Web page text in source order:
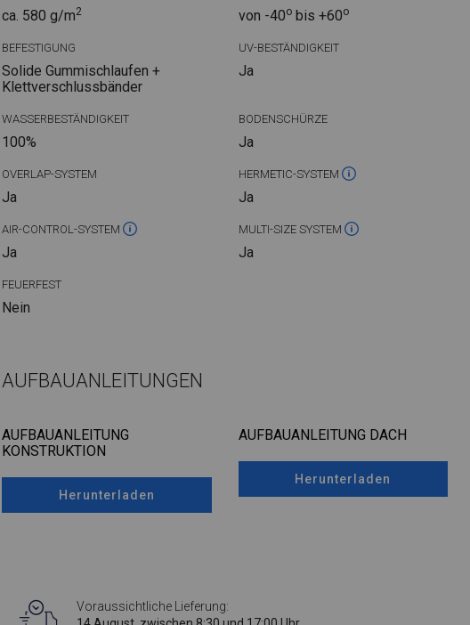
ca. 580 g/m2 von -40obis +60o
BEFESTIGUNG
Solide Gummischlaufen +
Klettverschlussbänder
UV-BESTÄNDIGKEIT
Ja
WASSERBESTÄNDIGKEIT
100%
BODENSCHÜRZE
Ja
OVERLAP-SYSTEM
Ja
HERMETIC-SYSTEM
Ja
AIR-CONTROL-SYSTEM
Ja
MULTI-SIZE SYSTEM
Ja
FEUERFEST
Nein
AUFBAUANLEITUNGEN
AUFBAUANLEITUNG
KONSTRUKTION
Herunterladen
AUFBAUANLEITUNG DACH
Herunterladen
Voraussichtliche Lieferung: